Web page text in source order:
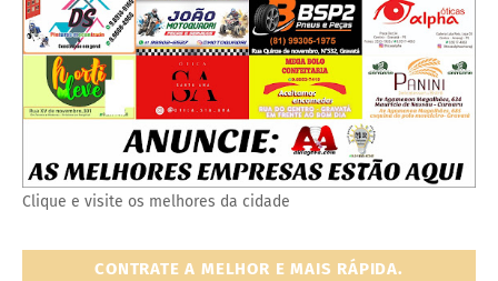
Clique e visite os melhores da cidade
CONTRATE A MELHOR E MAIS RÁPIDA.